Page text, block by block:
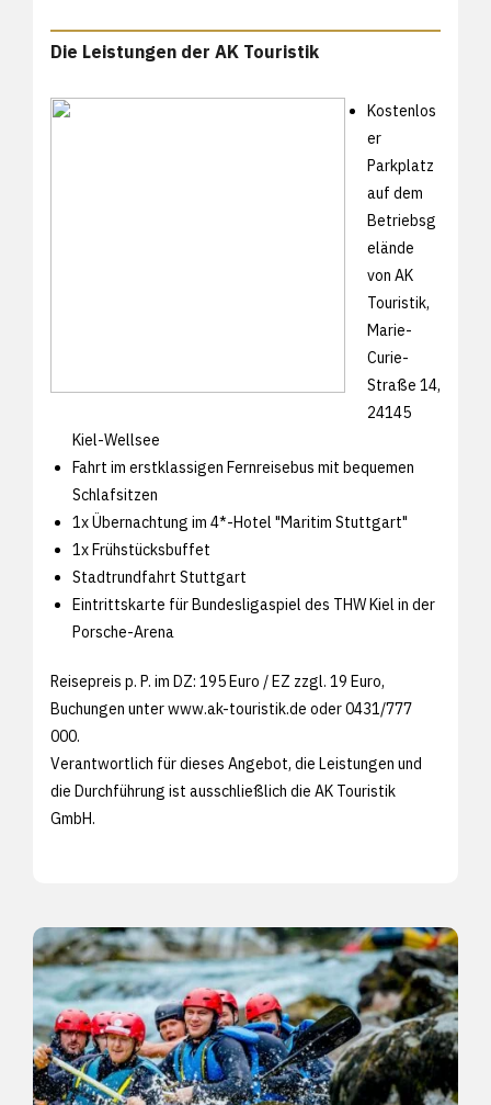
Die Leistungen der AK Touristik
Kostenlos
er
Parkplatz
auf dem
Betriebsg
elände
von AK
Touristik,
Marie-
Curie-
Straße 14,
24145
Kiel-Wellsee
Fahrt im erstklassigen Fernreisebus mit bequemen
Schlafsitzen
1x Übernachtung im 4*-Hotel "Maritim Stuttgart"
1x Frühstücksbuffet
Stadtrundfahrt Stuttgart
Eintrittskarte für Bundesligaspiel des THW Kiel in der
Porsche-Arena
Reisepreis p. P. im DZ: 195 Euro / EZ zzgl. 19 Euro,
Buchungen unterwww.ak-touristik.de oder 0431/777
000.
Verantwortlich für dieses Angebot, die Leistungen und
die Durchführung ist ausschließlich die AK Touristik
GmbH.